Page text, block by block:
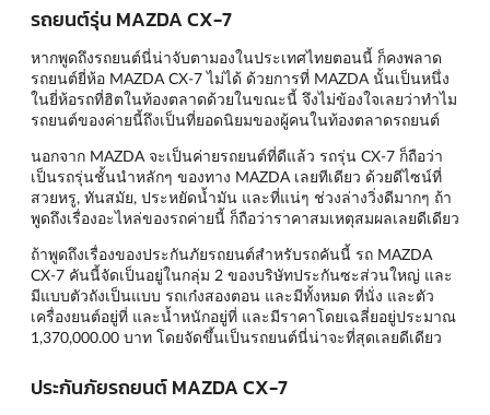
รถยนต์รุ่น MAZDA CX-7
หากพูดถึงรถยนต์นี่น่าจับตามองในประเทศไทยตอนนี้ ก็คงพลาด
รถยนต์ยี่ห้อ MAZDA CX-7 ไม่ได้ ด้วยการที่ MAZDA นั้นเป็นหนึ่ง
ในยี่ห้อรถที่ฮิตในท้องตลาดด้วยในขณะนี้ จึงไม่ข้องใจเลยว่าทำไม
รถยนต์ของค่ายนี้ถึงเป็นที่ยอดนิยมของผู้คนในท้องตลาดรถยนต์
นอกจาก MAZDA จะเป็นค่ายรถยนต์ที่ดีแล้ว รถรุ่น CX-7 ก็ถือว่า
เป็นรถรุ่นชั้นนำหลักๆ ของทาง MAZDA เลยทีเดียว ด้วยดีไซน์ที่
สวยหรู, ทันสมัย, ประหยัดน้ำมัน และที่แน่ๆ ช่วงล่างวิ่งดีมากๆ ถ้า
พูดถึงเรื่องอะไหล่ของรถค่ายนี้ ก็ถือว่าราคาสมเหตุสมผลเลยดีเดียว
ถ้าพูดถึงเรื่องของประกันภัยรถยนต์สำหรับรถคันนี้ รถ MAZDA
CX-7 คันนี้จัดเป็นอยู่ในกลุ่ม 2 ของบริษัทประกันซะส่วนใหญ่ และ
มีแบบตัวถังเป็นแบบ รถเก๋งสองตอน และมีทั้งหมด ที่นั่ง และตัว
เครื่องยนต์อยู่ที่ และน้ำหนักอยู่ที่ และมีราคาโดยเฉลี่ยอยู่ประมาณ
1,370,000.00 บาท โดยจัดขึ้นเป็นรถยนต์นี่น่าจะที่สุดเลยดีเดียว
ประกันภัยรถยนต์ MAZDA CX-7